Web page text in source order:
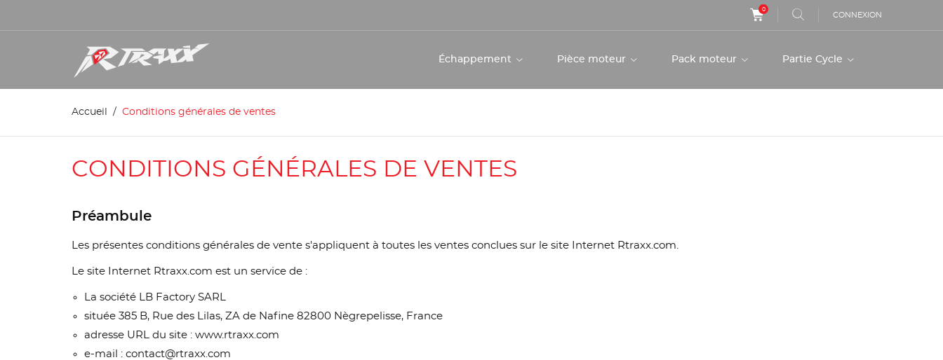
0
CONNEXION
Échappement Pièce moteur Pack moteur Partie Cycle
Accueil Conditions générales de ventes
CONDITIONS GÉNÉRALES DE VENTES
Préambule
Les présentes conditions générales de vente s'appliquent à toutes les ventes conclues sur le site Internet Rtraxx.com.
Le site Internet Rtraxx.com est un service de :
La société LB Factory SARL
située 385 B, Rue des Lilas, ZA de Nafine 82800 Nègrepelisse, France
adresse URL du site : www.rtraxx.com
e-mail : contact@rtraxx.com